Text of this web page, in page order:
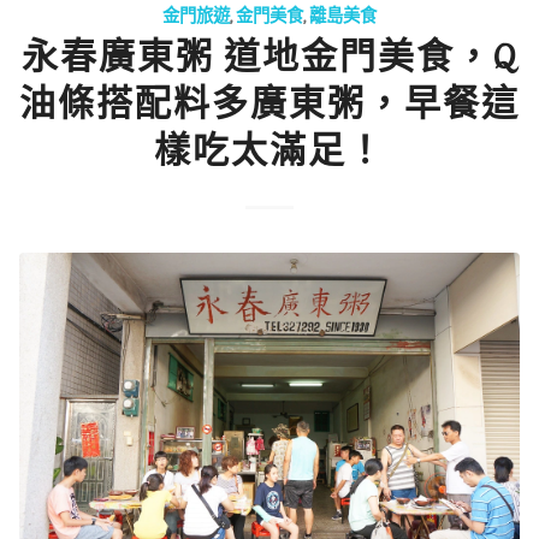
金門旅遊,金門美食,離島美食
永春廣東粥 道地金門美食，Q
油條搭配料多廣東粥，早餐這
樣吃太滿足！